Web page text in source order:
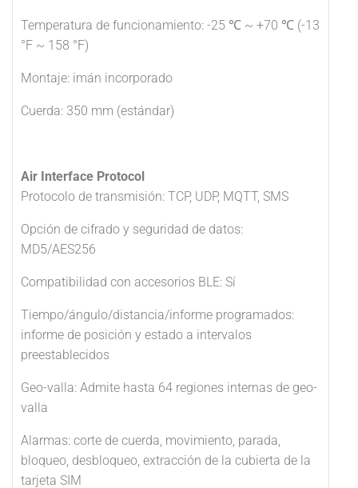
Temperatura de funcionamiento: -25 ℃ ~ +70 ℃ (-13
°F ~ 158 °F)
Montaje: imán incorporado
Cuerda: 350 mm (estándar)
Air Interface Protocol
Protocolo de transmisión: TCP, UDP, MQTT, SMS
Opción de cifrado y seguridad de datos:
MD5/AES256
Compatibilidad con accesorios BLE: Sí
Tiempo/ángulo/distancia/informe programados:
informe de posición y estado a intervalos
preestablecidos
Geo-valla: Admite hasta 64 regiones internas de geo-
valla
Alarmas: corte de cuerda, movimiento, parada,
bloqueo, desbloqueo, extracción de la cubierta de la
tarjeta SIM